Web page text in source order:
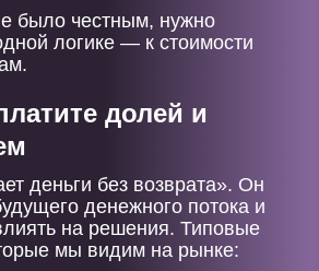
было честным, нужно
логике — к стоимости
долей и
деньги без возврата». Он
денежного потока и
на решения. Типовые
мы видим на рынке: